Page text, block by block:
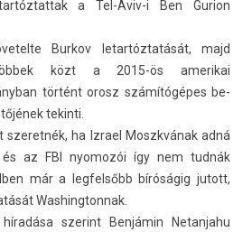
a Tel-Aviv-i Ben Gur­ion
Bur­kov letar­tóztatását, majd
közt a 2015-ös amerikai
történt orosz számítógépes be­
tekin­ti.
ha Iz­rael Moszkvának adná
az FBI nyomozói így nem tudnák
már a leg­felsőbb bíróságig jutott,
Was­hington­nak.
szerint Benjámin Netan­jahu